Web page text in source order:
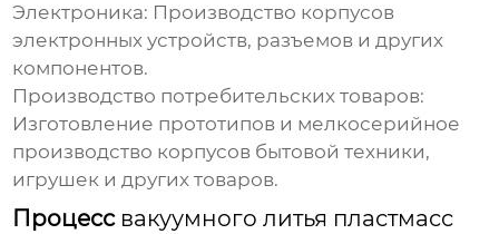
Электроника: Производство корпусов
электронных устройств, разъемов и других
компонентов.
Производство потребительских товаров:
Изготовление прототипов и мелкосерийное
производство корпусов бытовой техники,
игрушек и других товаров.
Процесс вакуумного литья пластмасс